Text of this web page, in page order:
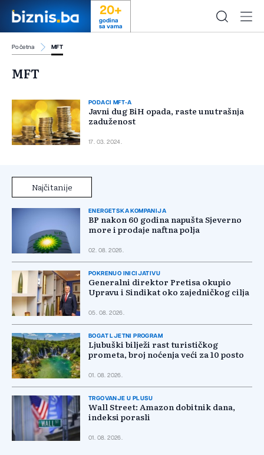
20+
godina
sa vama
Početna MFT
MFT
PODACI MFT-A
Javni dug BiH opada, raste unutrašnja
zaduženost
17. 03. 2024.
Najčitanije
ENERGETSKA KOMPANIJA
BP nakon 60 godina napušta Sjeverno
more i prodaje naftna polja
02. 08. 2026.
POKRENUO INICIJATIVU
Generalni direktor Pretisa okupio
Upravu i Sindikat oko zajedničkog cilja
05. 08. 2026.
BOGAT LJETNI PROGRAM
Ljubuški bilježi rast turističkog
prometa, broj noćenja veći za 10 posto
01. 08. 2026.
TRGOVANJE U PLUSU
Wall Street: Amazon dobitnik dana,
indeksi porasli
01. 08. 2026.